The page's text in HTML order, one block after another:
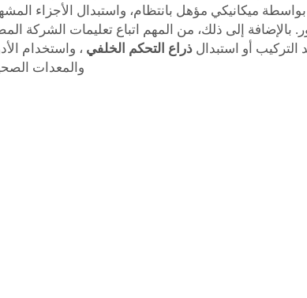
ميكانيكي مؤهل بانتظام، واستبدال الأجزاء
بالإضافة إلى ذلك، من المهم اتباع تعليمات الشركة
التركيب أو استبدال ذراع التحكم الخلفي ، واستخدام
والمعدات